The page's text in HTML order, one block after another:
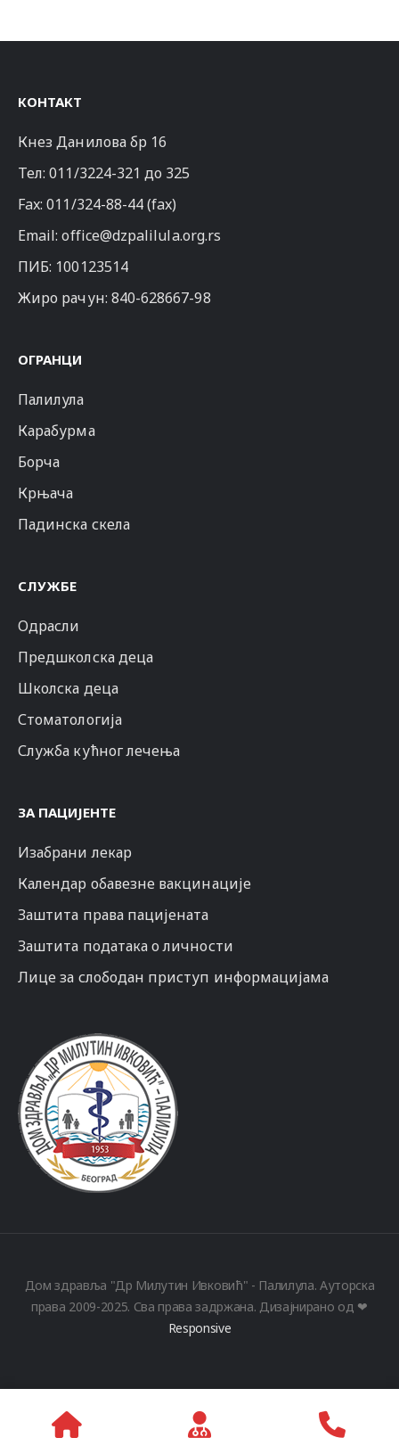
КОНТАКТ
Кнез Данилова бр 16
Тел:011/3224-321 до 325
Fax: 011/324-88-44 (fax)
Email:office@dzpalilula.org.rs
ПИБ: 100123514
Жиро рачун: 840-628667-98
ОГРАНЦИ
Палилула
Карабурма
Борча
Крњача
Падинска скела
СЛУЖБЕ
Одрасли
Предшколска деца
Школска деца
Стоматологија
Служба кућног лечења
ЗА ПАЦИЈЕНТЕ
Изабрани лекар
Календар обавезне вакцинације
Заштита права пацијената
Заштита података о личности
Лице за слободан приступ информацијама
Дом здравља "Др Милутин Ивковић" - Палилула. Ауторска
права 2009-2025. Сва права задржана. Дизајнирано од ❤
Responsive